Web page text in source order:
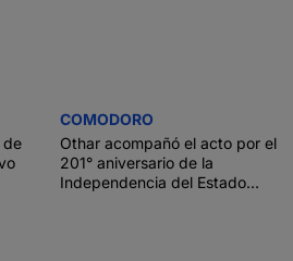
de
COMODORO
Othar acompañó el acto por el
201° aniversario de la
Independencia del Estado